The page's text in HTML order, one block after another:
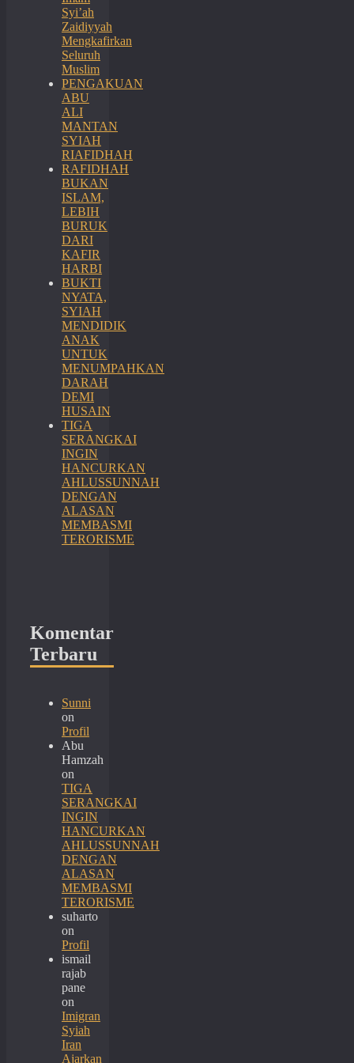
Syi’ah
Zaidiyyah
Mengkafirkan
Seluruh
Muslim
PENGAKUAN
ABU
ALI
MANTAN
SYIAH
RIAFIDHAH
RAFIDHAH
BUKAN
ISLAM,
LEBIH
BURUK
DARI
KAFIR
HARBI
BUKTI
NYATA,
SYIAH
MENDIDIK
ANAK
UNTUK
MENUMPAHKAN
DARAH
DEMI
HUSAIN
TIGA
SERANGKAI
INGIN
HANCURKAN
AHLUSSUNNAH
DENGAN
ALASAN
MEMBASMI
TERORISME
Komentar
Terbaru
Sunni
on
Profil
Abu
Hamzah
on
TIGA
SERANGKAI
INGIN
HANCURKAN
AHLUSSUNNAH
DENGAN
ALASAN
MEMBASMI
TERORISME
suharto
on
Profil
ismail
rajab
pane
on
Imigran
Syiah
Iran
Ajarkan